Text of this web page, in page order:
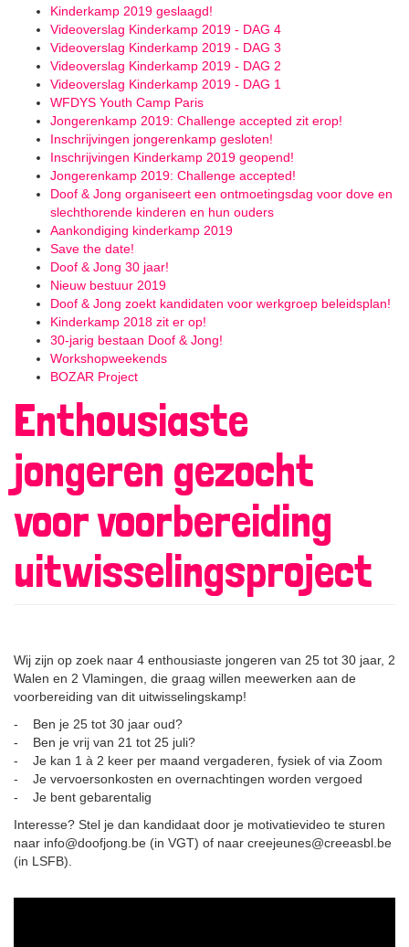
Kinderkamp 2019 geslaagd!
Videoverslag Kinderkamp 2019 - DAG 4
Videoverslag Kinderkamp 2019 - DAG 3
Videoverslag Kinderkamp 2019 - DAG 2
Videoverslag Kinderkamp 2019 - DAG 1
WFDYS Youth Camp Paris
Jongerenkamp 2019: Challenge accepted zit erop!
Inschrijvingen jongerenkamp gesloten!
Inschrijvingen Kinderkamp 2019 geopend!
Jongerenkamp 2019: Challenge accepted!
Doof & Jong organiseert een ontmoetingsdag voor dove en
slechthorende kinderen en hun ouders
Aankondiging kinderkamp 2019
Save the date!
Doof & Jong 30 jaar!
Nieuw bestuur 2019
Doof & Jong zoekt kandidaten voor werkgroep beleidsplan!
Kinderkamp 2018 zit er op!
30-jarig bestaan Doof & Jong!
Workshopweekends
BOZAR Project
Enthousiaste
jongeren gezocht
voor voorbereiding
uitwisselingsproject
Wij zijn op zoek naar 4 enthousiaste jongeren van 25 tot 30 jaar, 2
Walen en 2 Vlamingen, die graag willen meewerken aan de
voorbereiding van dit uitwisselingskamp!
- Ben je 25 tot 30 jaar oud?
- Ben je vrij van 21 tot 25 juli?
- Je kan 1 à 2 keer per maand vergaderen, fysiek of via Zoom
- Je vervoersonkosten en overnachtingen worden vergoed
- Je bent gebarentalig
Interesse? Stel je dan kandidaat door je motivatievideo te sturen
naar info@doofjong.be (in VGT) of naar creejeunes@creeasbl.be
(in LSFB).